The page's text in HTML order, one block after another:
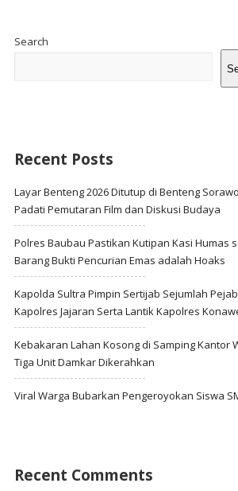
Search
Recent Posts
Layar Benteng 2026 Ditutup di Benteng
Padati Pemutaran Film dan Diskusi Budaya
Polres Baubau Pastikan Kutipan Kasi Humas
Barang Bukti Pencurian Emas adalah Hoaks
Kapolda Sultra Pimpin Sertijab Sejumlah
Kapolres Jajaran Serta Lantik Kapolres
Kebakaran Lahan Kosong di Samping Kantor
Tiga Unit Damkar Dikerahkan
Viral Warga Bubarkan Pengeroyokan Siswa
Recent Comments